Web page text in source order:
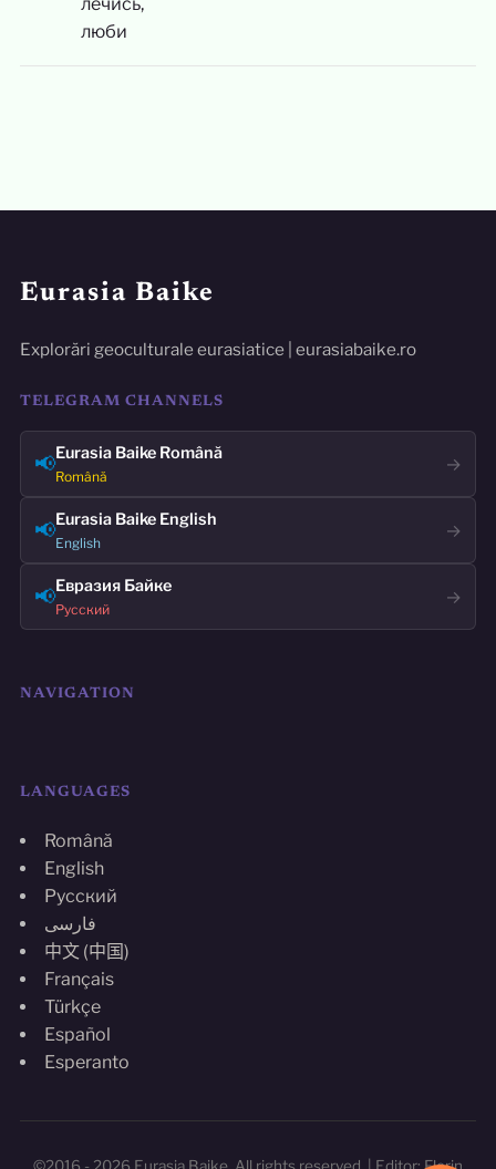
Eurasia Baike
Explorări geoculturale eurasiatice | eurasiabaike.ro
TELEGRAM CHANNELS
📢Eurasia Baike Română
Română
→
📢Eurasia Baike English
English
→
📢Евразия Байке
Русский
→
NAVIGATION
LANGUAGES
Română
English
Русский
فارسی
中文 (中国)
Français
Türkçe
Español
Esperanto